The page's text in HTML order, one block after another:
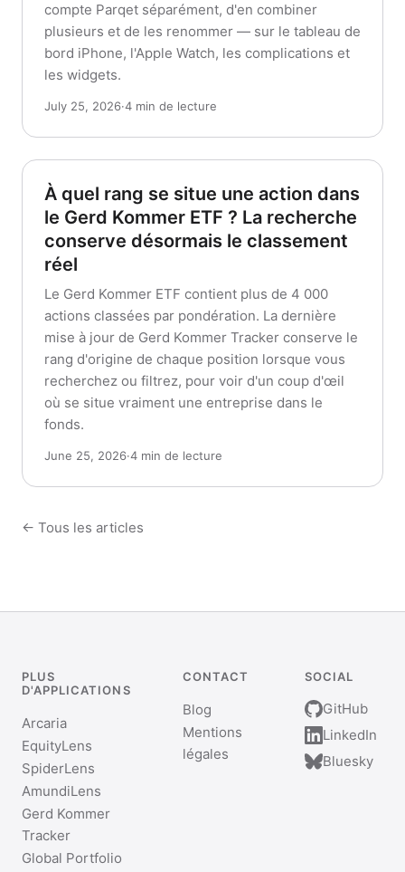
compte Parqet séparément, d'en combiner
plusieurs et de les renommer — sur le tableau de
bord iPhone, l'Apple Watch, les complications et
les widgets.
July 25, 2026·4 min de lecture
À quel rang se situe une action dans
le Gerd Kommer ETF ? La recherche
conserve désormais le classement
réel
Le Gerd Kommer ETF contient plus de 4 000
actions classées par pondération. La dernière
mise à jour de Gerd Kommer Tracker conserve le
rang d'origine de chaque position lorsque vous
recherchez ou filtrez, pour voir d'un coup d'œil
où se situe vraiment une entreprise dans le
fonds.
June 25, 2026·4 min de lecture
← Tous les articles
PLUS
D'APPLICATIONS
Arcaria
EquityLens
SpiderLens
AmundiLens
Gerd Kommer
Tracker
Global Portfolio
CONTACT
Blog
Mentions
légales
SOCIAL
GitHub
LinkedIn
Bluesky